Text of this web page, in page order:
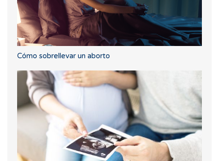
Cómo sobrellevar un aborto